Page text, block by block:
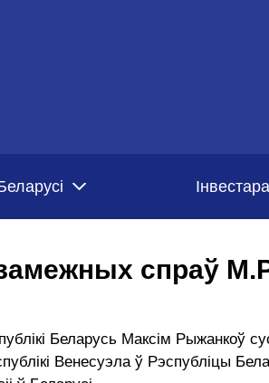
спраў
Беларусь Максім Рыжанкоў
Венесуэла ў Рэспубліцы